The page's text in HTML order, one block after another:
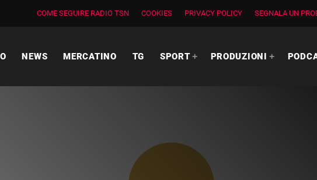
COME SEGUIRE RADIO TSN COOKIES PRIVACY POLICY SEGNALA UN
NEWS MERCATINO TG SPORT PRODUZIONI